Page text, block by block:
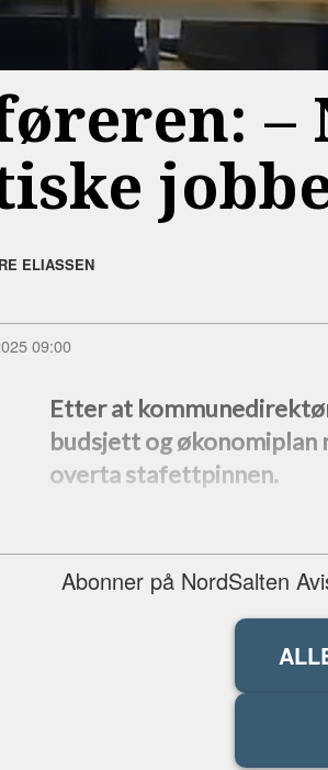
–⁠
ELIASSEN
09:00
Etter at
budsjett og økonomiplan
overta stafettpinnen.
Abonner på NordSalten